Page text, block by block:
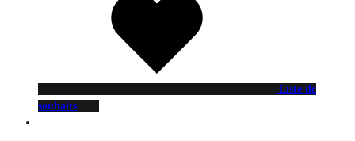
Liste de
souhaits